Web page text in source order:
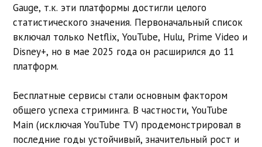
Gauge, т.к. эти платформы достигли целого
статистического значения. Первоначальный список
включал только Netflix, YouTube, Hulu, Prime Video и
Disney+, но в мае 2025 года он расширился до 11
платформ.
Бесплатные сервисы стали основным фактором
общего успеха стриминга. В частности, YouTube
Main (исключая YouTube TV) продемонстрировал в
последние годы устойчивый, значительный рост и